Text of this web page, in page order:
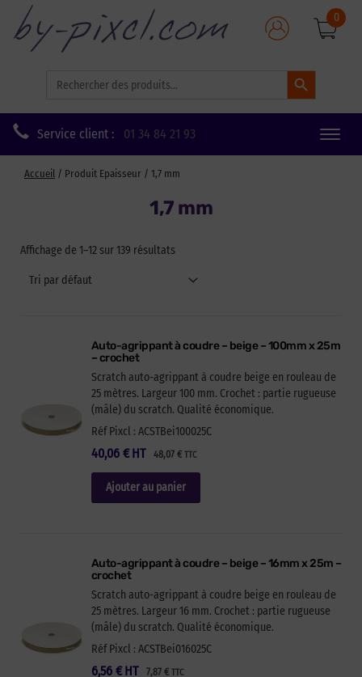
for:
Search Button
0
Service client : 01 34 84 21 93
Toggle
Accueil / Produit Epaisseur / 1,7 mm
1,7 mm
Affichage de 1–12 sur 139 résultats
Auto-agrippant à coudre – beige – 100mm x 25m
– crochet
Scratch auto-agrippant à coudre beige en rouleau de
25 mètres. Largeur 100 mm. Crochet : partie rugueuse
(mâle) du scratch. Qualité économique.
Réf Pixcl : ACSTBei100025C
40,06 € 48,07 €TTC
HT
Ajouter au panier
Auto-agrippant à coudre – beige – 16mm x 25m –
crochet
Scratch auto-agrippant à coudre beige en rouleau de
25 mètres. Largeur 16 mm. Crochet : partie rugueuse
(mâle) du scratch. Qualité économique.
Réf Pixcl : ACSTBei016025C
6,56 € 7,87 €TTC
HT